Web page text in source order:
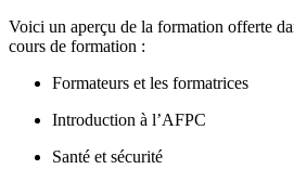
Voici un aperçu de la formation offerte
cours de formation :
Formateurs et les formatrices
Introduction à l’AFPC
Santé et sécurité